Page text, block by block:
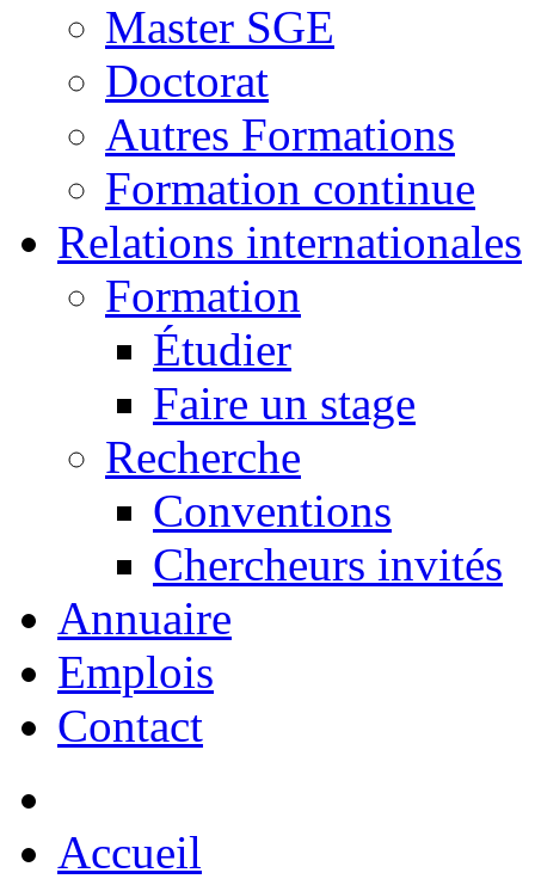
Master SGE
Doctorat
Autres Formations
Formation continue
Relations internationales
Formation
Étudier
Faire un stage
Recherche
Conventions
Chercheurs invités
Annuaire
Emplois
Contact
Accueil